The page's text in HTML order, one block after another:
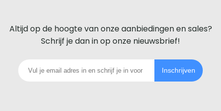
voor
iedere
telefoon
Altijd op de hoogte van onze aanbiedingen en sales?
Schrijf je dan in op onze nieuwsbrief!
Inschrijven